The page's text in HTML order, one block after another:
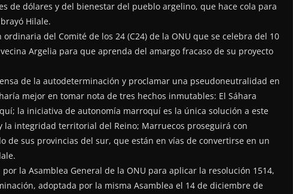
de dólares y del bienestar del pueblo argelino, que hace cola para
Hilale.
del Comité de los 24 (C24) de la ONU que se celebra del 10
Argelia para que aprenda del amargo fracaso de su proyecto
de la autodeterminación y proclamar una pseudoneutralidad en
mejor en tomar nota de tres hechos inmutables: El Sáhara
la iniciativa de autonomía marroquí es la única solución a este
la integridad territorial del Reino; Marruecos proseguirá con
de sus provincias del sur, que están en vías de convertirse en un
la Asamblea General de la ONU para aplicar la resolución 1514,
adoptada por la misma Asamblea el 14 de diciembre de